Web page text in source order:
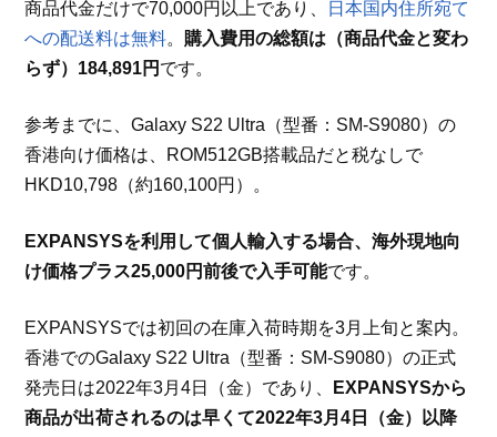
商品代金だけで70,000円以上であり、
日本国内住所宛て
への配送料は無料。 購入費用の総額は（商品代金と変わ
らず）184,891円 です。
参考までに、Galaxy S22 Ultra（型番：SM-S9080）の
香港向け価格は、ROM512GB搭載品だと税なしで
HKD10,798（約160,100円）。
EXPANSYSを利用して個人輸入する場合、海外現地向
け価格プラス25,000円前後で入手可能です。
EXPANSYSでは初回の在庫入荷時期を3月上旬と案内。
香港でのGalaxy S22 Ultra（型番：SM-S9080）の正式
発売日は2022年3月4日（金）であり、
EXPANSYSから
商品が出荷されるのは早くて2022年3月4日（金）以降